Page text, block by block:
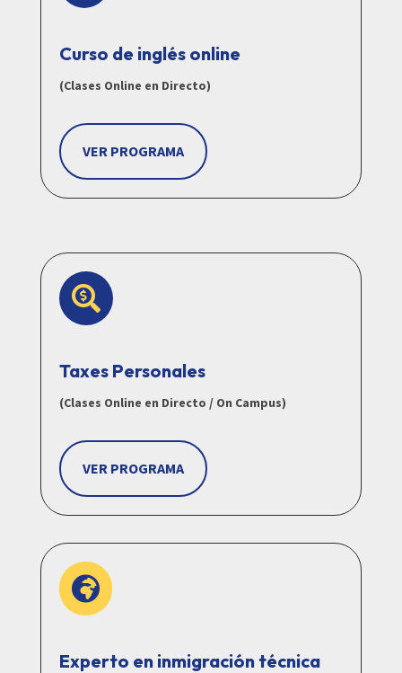
Curso de inglés online
(Clases Online en Directo)
VER PROGRAMA

Taxes Personales
(Clases Online en Directo / On Campus)
VER PROGRAMA

Experto en inmigración técnica